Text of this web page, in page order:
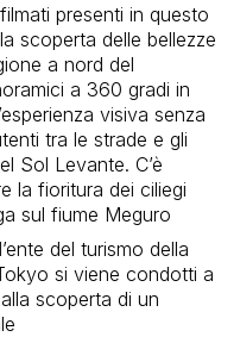
presenti in questo
scoperta delle bellezze
a nord del
a 360 gradi in
visiva senza
tra le strade e gli
Sol Levante. C’è
la fioritura dei ciliegi
sul fiume Meguro
del turismo della
si viene condotti a
scoperta di un